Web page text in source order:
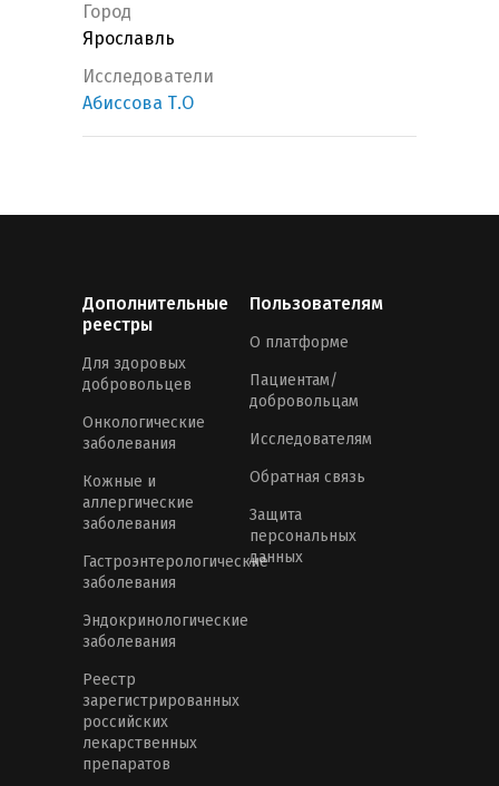
Город
Ярославль
Исследователи
Абиссова Т.О
Дополнительные
реестры
Для здоровых
добровольцев
Онкологические
заболевания
Кожные и
аллергические
заболевания
Гастроэнтерологические
заболевания
Эндокринологические
заболевания
Реестр
зарегистрированных
российских
лекарственных
препаратов
Пользователям
О платформе
Пациентам/
добровольцам
Исследователям
Обратная связь
Защита
персональных
данных